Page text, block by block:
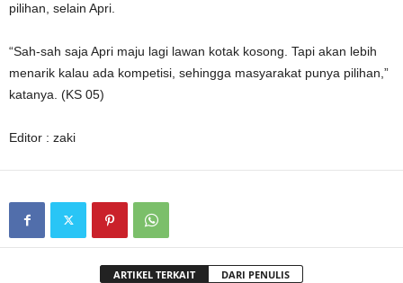
pilihan, selain Apri.
“Sah-sah saja Apri maju lagi lawan kotak kosong. Tapi akan lebih
menarik kalau ada kompetisi, sehingga masyarakat punya pilihan,”
katanya. (KS 05)
Editor : zaki
ARTIKEL TERKAIT DARI PENULIS